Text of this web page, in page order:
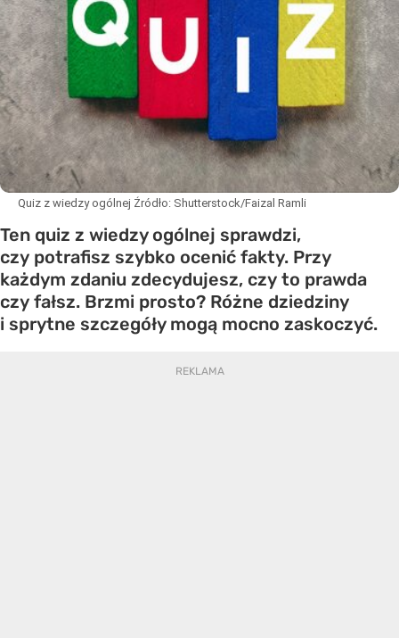
Quiz z wiedzy ogólnej Źródło: Shutterstock/Faizal Ramli
Ten quiz z wiedzy ogólnej sprawdzi,
czy potrafisz szybko ocenić fakty. Przy
każdym zdaniu zdecydujesz, czy to prawda
czy fałsz. Brzmi prosto? Różne dziedziny
i sprytne szczegóły mogą mocno zaskoczyć.